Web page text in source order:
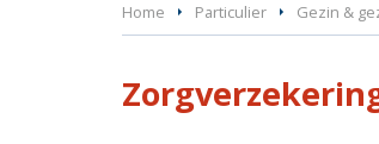
Home Particulier Gezin &